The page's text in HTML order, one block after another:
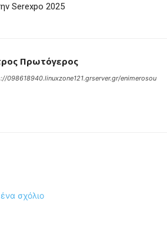
Serexpo 2025
Πρωτόγερος
098618940.linuxzone121.grserver.gr/enimerosou
σχόλιο